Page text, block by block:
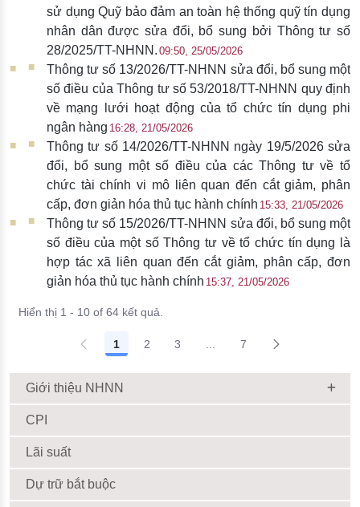
sử dụng Quỹ bảo đảm an toàn hệ thống quỹ tín dụng
nhân dân được sửa đổi, bổ sung bởi Thông tư số
28/2025/TT-NHNN. 09:50, 25/05/2026
Thông tư số 13/2026/TT-NHNN sửa đổi, bổ sung một
số điều của Thông tư số 53/2018/TT-NHNN quy định
về mạng lưới hoạt động của tổ chức tín dụng phi
ngân hàng 16:28, 21/05/2026
Thông tư số 14/2026/TT-NHNN ngày 19/5/2026 sửa
đổi, bổ sung một số điều của các Thông tư về tổ
chức tài chính vi mô liên quan đến cắt giảm, phân
cấp, đơn giản hóa thủ tục hành chính 15:33, 21/05/2026
Thông tư số 15/2026/TT-NHNN sửa đổi, bổ sung một
số điều của một số Thông tư về tổ chức tín dụng là
hợp tác xã liên quan đến cắt giảm, phân cấp, đơn
giản hóa thủ tục hành chính 15:37, 21/05/2026
Hiển thị 1 - 10 of 64 kết quả.
1 2 3 7
Giới thiệu NHNN
CPI
Lãi suất
Dự trữ bắt buộc